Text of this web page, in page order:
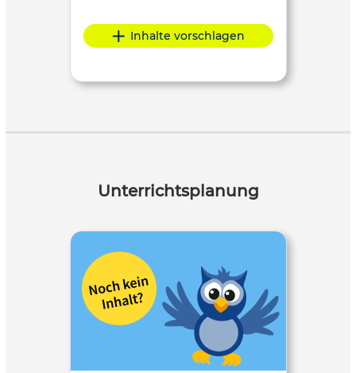
Inhalte vorschlagen
Unterrichtsplanung